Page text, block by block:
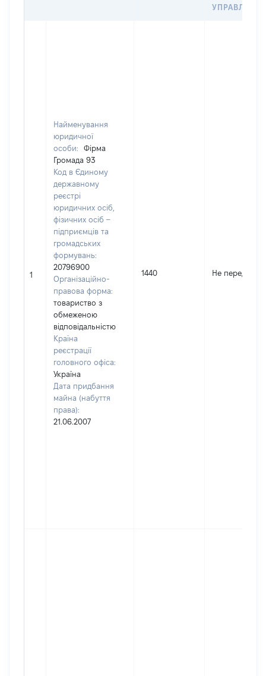
УПРАВЛІННЯ
1
Найменування
юридичної
особи:
Фірма
Громада 93
Код в Єдиному
державному
реєстрі
юридичних осіб,
фізичних осіб –
підприємців та
громадських
формувань:
20796900
Організаційно-
правова форма:
товариство з
обмеженою
відповідальністю
Країна
реєстрації
головного офіса:
Україна
Дата придбання
майна (набуття
права):
21.06.2007
1440 Не передано